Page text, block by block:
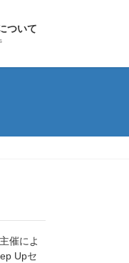
ついて
催によ
Upセ